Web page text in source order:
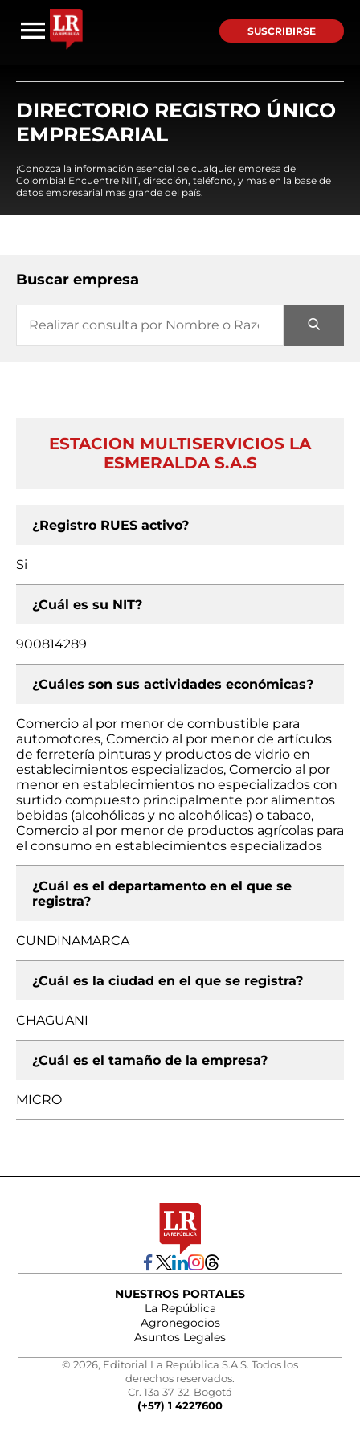
SUSCRIBIRSE
DIRECTORIO REGISTRO ÚNICO
EMPRESARIAL
¡Conozca la información esencial de cualquier empresa de
Colombia! Encuentre NIT, dirección, teléfono, y mas en la base de
datos empresarial mas grande del país.
Buscar empresa
ESTACION MULTISERVICIOS LA
ESMERALDA S.A.S
¿Registro RUES activo?
Si
¿Cuál es su NIT?
900814289
¿Cuáles son sus actividades económicas?
Comercio al por menor de combustible para
automotores, Comercio al por menor de artículos
de ferretería pinturas y productos de vidrio en
establecimientos especializados, Comercio al por
menor en establecimientos no especializados con
surtido compuesto principalmente por alimentos
bebidas (alcohólicas y no alcohólicas) o tabaco,
Comercio al por menor de productos agrícolas para
el consumo en establecimientos especializados
¿Cuál es el departamento en el que se
registra?
CUNDINAMARCA
¿Cuál es la ciudad en el que se registra?
CHAGUANI
¿Cuál es el tamaño de la empresa?
MICRO
NUESTROS PORTALES
La República
Agronegocios
Asuntos Legales
© 2026, Editorial La República S.A.S. Todos los
derechos reservados.
Cr. 13a 37-32, Bogotá
(+57) 1 4227600